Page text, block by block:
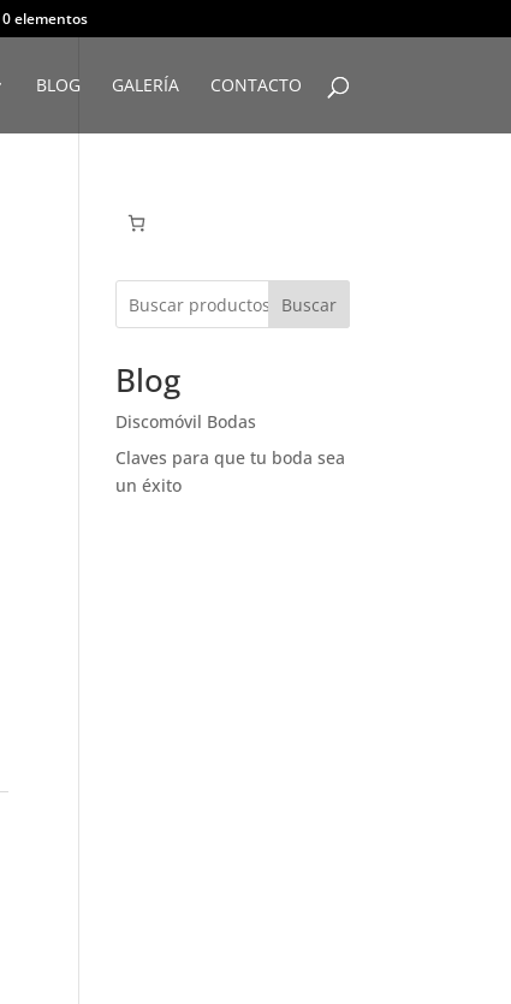
0 elementos
BLOG GALERÍA CONTACTO
Buscar
Blog
Discomóvil Bodas
Claves para que tu boda sea
un éxito